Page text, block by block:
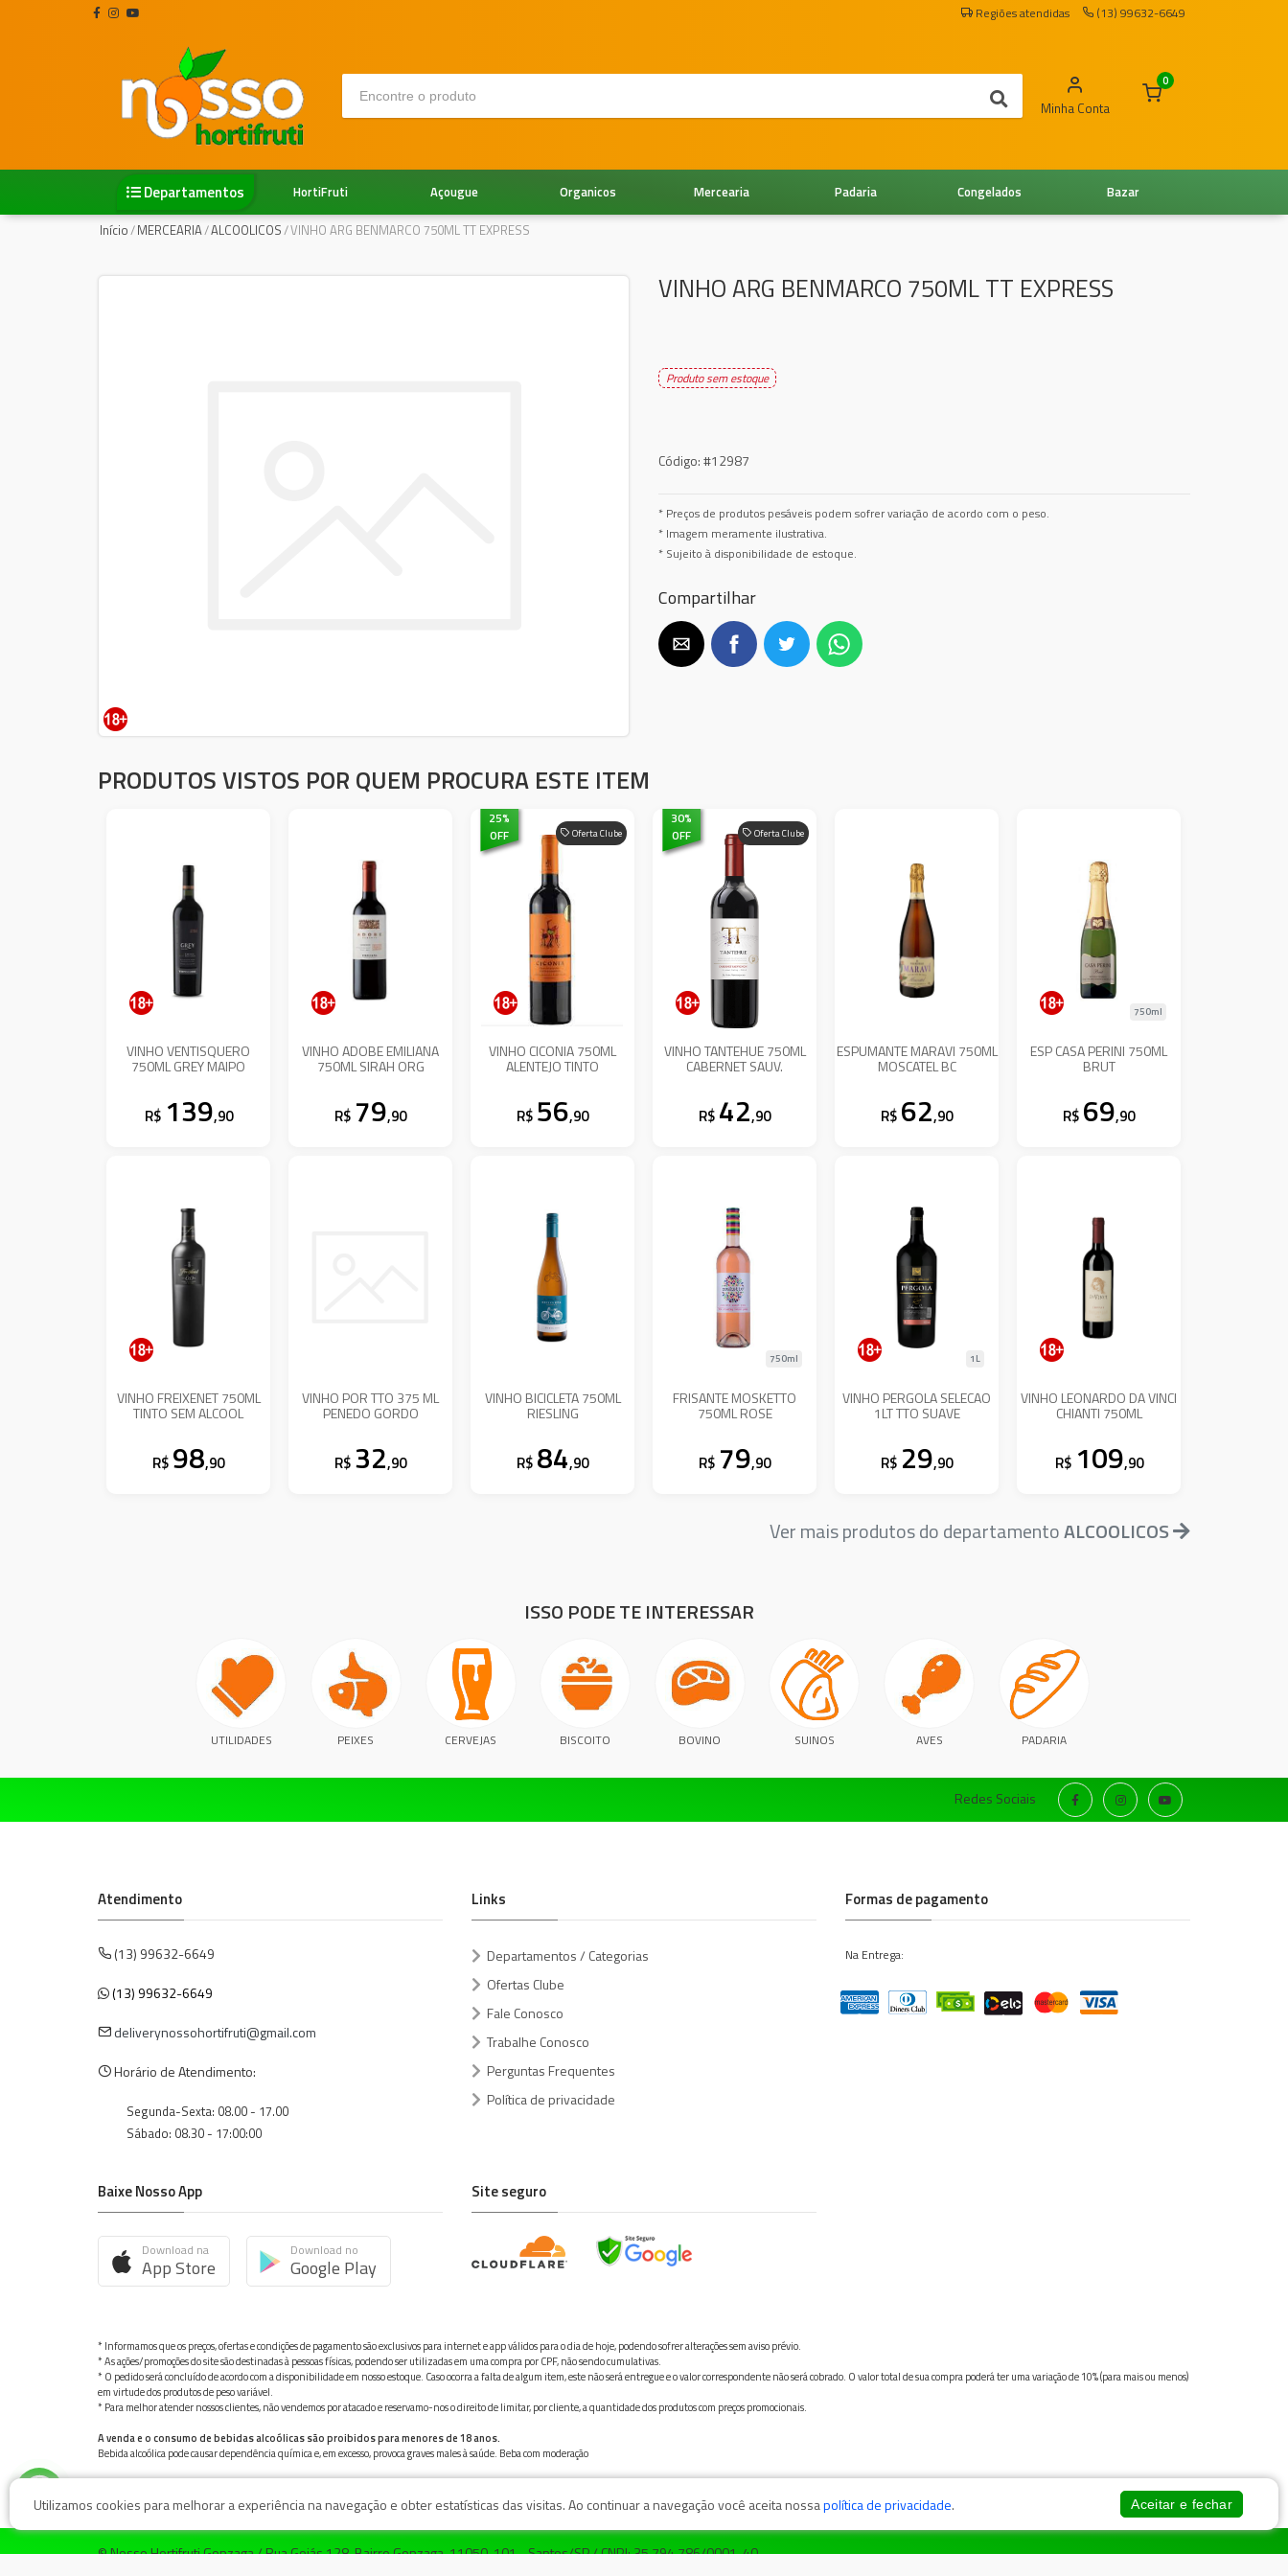
Regiões atendidas (13) 99632-6649
Minha Conta
0
Departamentos Bazar
Congelados
Padaria
Mercearia
Organicos
Açougue
HortiFruti
Início/MERCEARIA/ALCOOLICOS/VINHO ARG BENMARCO 750ML TT EXPRESS
VINHO ARG BENMARCO 750ML TT EXPRESS
Produto sem estoque
Código:#12987
* Preços de produtos pesáveis podem sofrer variação de acordo com o peso.
* Imagem meramente ilustrativa.
* Sujeito à disponibilidade de estoque.
Compartilhar
PRODUTOS VISTOS POR QUEM PROCURA ESTE ITEM
VINHO VENTISQUERO
750ML GREY MAIPO
R$ 139,90
VINHO ADOBE EMILIANA
750ML SIRAH ORG
R$ 79,90
Oferta Clube
25%
OFF
VINHO CICONIA 750ML
ALENTEJO TINTO
R$ 56,90
Oferta Clube
30%
OFF
VINHO TANTEHUE 750ML
CABERNET SAUV.
R$ 42,90
ESPUMANTE MARAVI 750ML
MOSCATEL BC
R$ 62,90
ESP CASA PERINI 750ML
BRUT
750ml
R$ 69,90
VINHO FREIXENET 750ML
TINTO SEM ALCOOL
R$ 98,90
VINHO POR TTO 375 ML
PENEDO GORDO
R$ 32,90
VINHO BICICLETA 750ML
RIESLING
R$ 84,90
FRISANTE MOSKETTO
750ML ROSE
750ml
R$ 79,90
VINHO PERGOLA SELECAO
1LT TTO SUAVE
1L
R$ 29,90
VINHO LEONARDO DA VINCI
CHIANTI 750ML
R$ 109,90
Ver mais produtos do departamentoALCOOLICOS
ISSO PODE TE INTERESSAR
UTILIDADES PEIXES CERVEJAS BISCOITO BOVINO SUINOS AVES PADARIA
Redes Sociais
Atendimento
(13) 99632-6649
(13) 99632-6649
deliverynossohortifruti@gmail.com
Horário de Atendimento:
Segunda-Sexta: 08.00 - 17.00
Sábado: 08.30 - 17:00:00
Links
Departamentos / Categorias
Ofertas Clube
Fale Conosco
Trabalhe Conosco
Perguntas Frequentes
Política de privacidade
Formas de pagamento
Na Entrega:
Baixe Nosso App
Download na
App Store
Download no
Google Play
Site seguro
* Informamos que os preços, ofertas e condições de pagamento são exclusivos para internet e app válidos para o dia de hoje, podendo sofrer alterações sem aviso prévio.
* As ações/promoções do site são destinadas à pessoas físicas, podendo ser utilizadas em uma compra por CPF, não sendo cumulativas.
* O pedido será concluído de acordo com a disponibilidade em nosso estoque. Caso ocorra a falta de algum item, este não será entregue e o valor correspondente não será cobrado. O valor total de sua compra poderá ter uma variação de 10% (para mais ou menos)
em virtude dos produtos de peso variável.
* Para melhor atender nossos clientes, não vendemos por atacado e reservamo-nos o direito de limitar, por cliente, a quantidade dos produtos com preços promocionais.
A venda e o consumo de bebidas alcoólicas são proibidos para menores de 18 anos.
Bebida alcoólica pode causar dependência química e, em excesso, provoca graves males à saúde. Beba com moderação
© Nosso Hortifruti Gonzaga / Rua Goiás 128, Bairro Gonzaga, 11050-101 - Santos/SP / CNPJ: 35.794.786/0001-40
Utilizamos cookies para melhorar a experiência na navegação e obter estatísticas das visitas. Ao continuar a navegação você aceita nossapolítica de privacidade. Aceitar e fechar